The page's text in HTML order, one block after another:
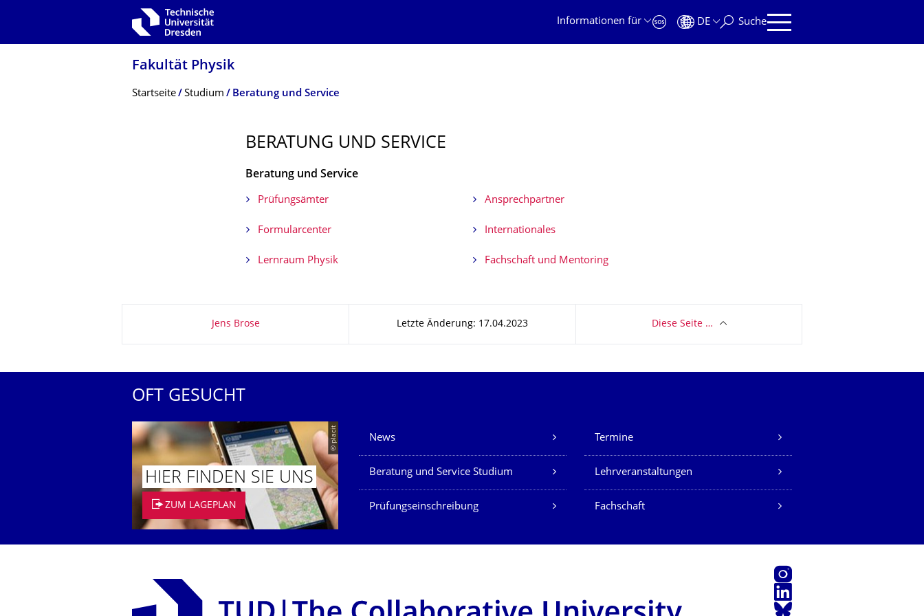
Zur Hauptnavigation springen
Informationen für
DE Suche
Fakultät Physik
Breadcrumb-Menü
Startseite Studium Beratung und Service
BERATUNG UND SERVICE
Beratung und Service
Prüfungsämter Ansprechpartner
Formularcenter Internationales
Lernraum Physik Fachschaft und Mentoring
Jens Brose Letzte Änderung: 17.04.2023 Diese Seite …
OFT GESUCHT
© placit
HIER FINDEN SIE UNS
ZUM LAGEPLAN
Unsere Dienste
News Termine
Beratung und Service Studium Lehrveranstaltungen
Prüfungseinschreibung Fachschaft
Instagram
LinkedIn
Bluesky